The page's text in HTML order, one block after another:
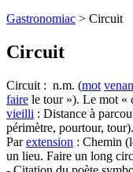
Gastronomiac > Circuit
Circuit
Circuit : n.m. (mot
faire le tour »). Le mot «
vieilli : Distance à
périmètre, pourtour,
Parextension : Chemin
un lieu. Faire un long